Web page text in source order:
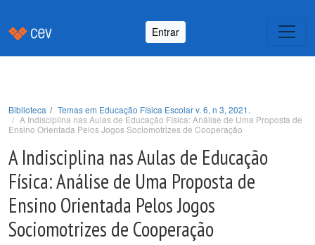
Entrar
Biblioteca
Temas em Educação Física Escolar v. 6, n 3, 2021.
A Indisciplina nas Aulas de Educação Física: Análise de Uma Proposta de
Ensino Orientada Pelos Jogos Sociomotrizes de Cooperação
A Indisciplina nas Aulas de Educação
Física: Análise de Uma Proposta de
Ensino Orientada Pelos Jogos
Sociomotrizes de Cooperação